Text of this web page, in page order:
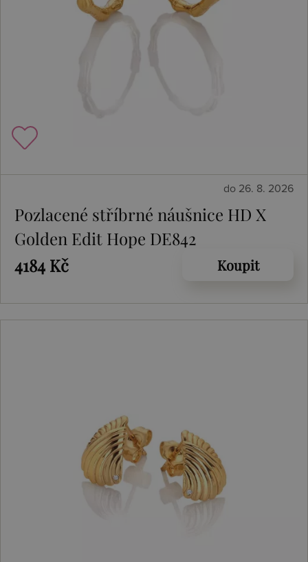
do 26. 8. 2026
Pozlacené stříbrné náušnice HD X
Golden Edit Hope DE842
4184 Kč
Koupit